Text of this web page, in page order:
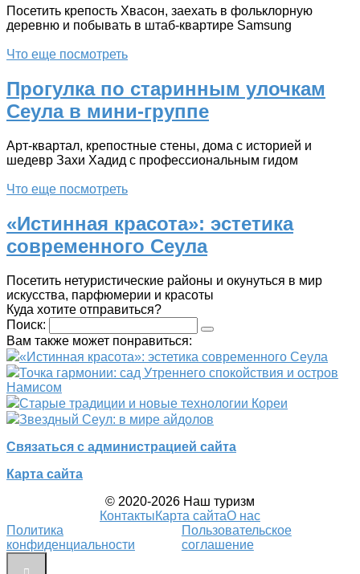
Посетить крепость Хвасон, заехать в фольклорную
деревню и побывать в штаб-квартире Samsung
Что еще посмотреть
Прогулка по старинным улочкам
Сеула в мини-группе
Арт-квартал, крепостные стены, дома с историей и
шедевр Захи Хадид с профессиональным гидом
Что еще посмотреть
«Истинная красота»: эстетика
современного Сеула
Посетить нетуристические районы и окунуться в мир
искусства, парфюмерии и красоты
Куда хотите отправиться?
Поиск:
Вам также может понравиться:
«Истинная красота»: эстетика современного Сеула
Точка гармонии: сад Утреннего спокойствия и остров
Намисом
Старые традиции и новые технологии Кореи
Звездный Сеул: в мире айдолов
Связаться с администрацией сайта
Карта сайта
© 2020-2026 Наш туризм
КонтактыКарта сайтаО нас
Политика
конфиденциальности
Пользовательское
соглашение